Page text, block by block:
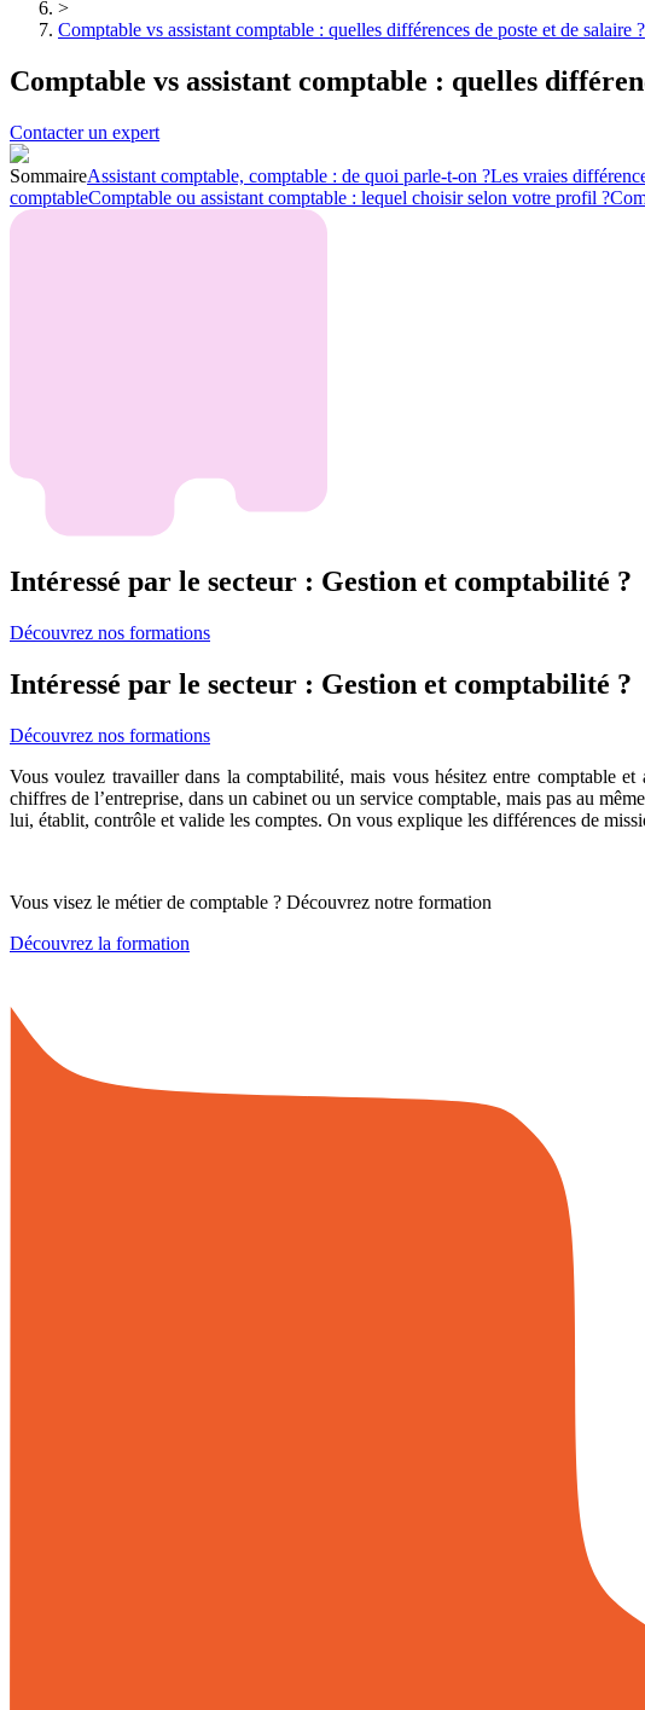
>
Comptable vs assistant comptable : quelles différences de poste et de salaire ?
Comptable vs assistant comptable : quelles
Contacter un expert
SommaireAssistant comptable, comptable : de quoi parle-t-on ?Les vraies
comptableComptable ou assistant comptable : lequel choisir selon votre profil ?
Intéressé par le secteur : Gestion et comptabilité ?
Découvrez nos formations
Intéressé par le secteur : Gestion et comptabilité ?
Découvrez nos formations
Vous voulez travailler dans la comptabilité, mais vous hésitez entre comptable
chiffres de l’entreprise, dans un cabinet ou un service comptable, mais pas au
lui, établit, contrôle et valide les comptes. On vous explique les différences de
Vous visez le métier de comptable ? Découvrez notre formation
Découvrez la formation